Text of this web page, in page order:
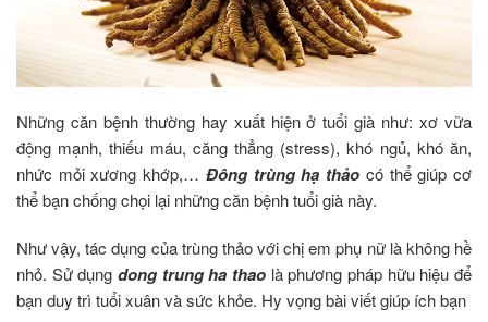
Những căn bệnh thường hay xuất hiện ở tuổi già như: xơ vữa
động mạnh, thiếu máu, căng thẳng (stress), khó ngủ, khó ăn,
nhức mỏi xương khớp,… Đông trùng hạ thảo có thể giúp cơ
thể bạn chống chọi lại những căn bệnh tuổi già này.
Như vậy, tác dụng của trùng thảo với chị em phụ nữ là không hề
nhỏ. Sử dụng dong trung ha thao là phương pháp hữu hiệu để
bạn duy trì tuổi xuân và sức khỏe. Hy vọng bài viết giúp ích bạn